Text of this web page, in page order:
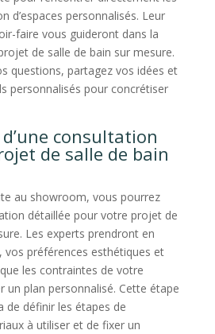
d’espaces personnalisés. Leur
faire vous guideront dans la
de salle de bain sur mesure.
questions, partagez vos idées et
personnalisés pour concrétiser
consultation
de salle de bain
au showroom, vous pourrez
détaillée pour votre projet de
Les experts prendront en
vos préférences esthétiques et
les contraintes de votre
un plan personnalisé. Cette étape
de définir les étapes de
à utiliser et de fixer un